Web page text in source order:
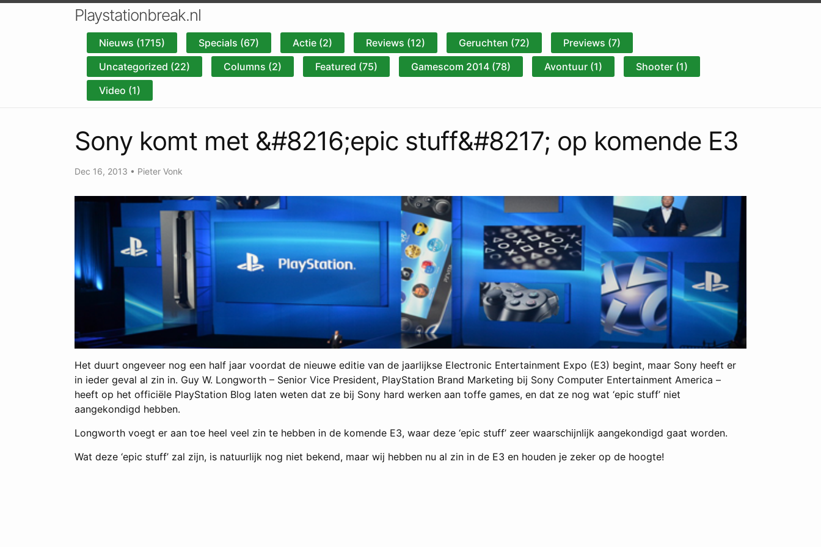
Playstationbreak.nl
Nieuws (1715) Specials (67) Actie (2) Reviews (12) Geruchten (72)
Previews (7)
Uncategorized (22)
Columns (2) Featured (75) Gamescom 2014 (78) Avontuur (1)
Shooter (1)
Video (1)
Sony komt met &#8216;epic stuff&#8217; op komende E3
Dec 16, 2013 • Pieter Vonk
Het duurt ongeveer nog een half jaar voordat de nieuwe editie van de jaarlijkse Electronic Entertainment Expo (E3) begint, maar Sony heeft er
in ieder geval al zin in. Guy W. Longworth – Senior Vice President, PlayStation Brand Marketing bij Sony Computer Entertainment America –
heeft op het officiële PlayStation Blog laten weten dat ze bij Sony hard werken aan toffe games, en dat ze nog wat ‘epic stuff’ niet
aangekondigd hebben.
Longworth voegt er aan toe heel veel zin te hebben in de komende E3, waar deze ‘epic stuff’ zeer waarschijnlijk aangekondigd gaat worden.
Wat deze ‘epic stuff’ zal zijn, is natuurlijk nog niet bekend, maar wij hebben nu al zin in de E3 en houden je zeker op de hoogte!